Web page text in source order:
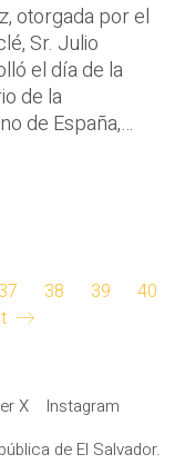
otorgada por el
Sr. Julio
el día de la
de la
de España,…
37 38 39
40
X
Instagram
de El Salvador.